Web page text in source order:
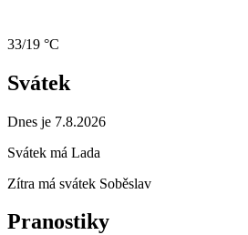
33/19 °C
Svátek
Dnes je 7.8.2026
Svátek má Lada
Zítra má svátek Soběslav
Pranostiky